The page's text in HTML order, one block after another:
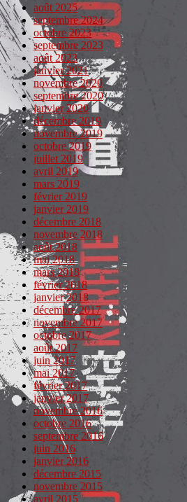
août 2025
septembre 2024
octobre 2023
septembre 2023
août 2023
janvier 2021
novembre 2020
septembre 2020
janvier 2020
décembre 2019
novembre 2019
octobre 2019
juillet 2019
avril 2019
mars 2019
février 2019
janvier 2019
décembre 2018
novembre 2018
août 2018
mai 2018
mars 2018
février 2018
janvier 2018
décembre 2017
novembre 2017
octobre 2017
août 2017
juin 2017
mai 2017
février 2017
janvier 2017
novembre 2016
octobre 2016
septembre 2016
juin 2016
janvier 2016
décembre 2015
novembre 2015
avril 2015